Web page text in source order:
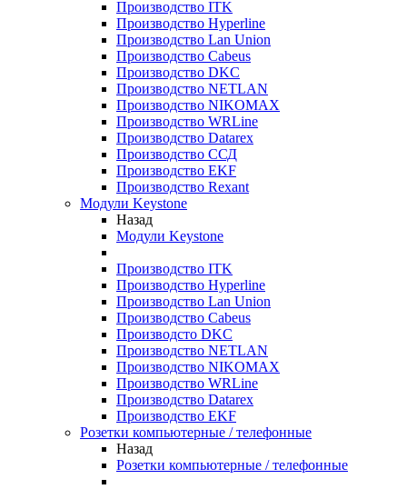
Производство ITK
Производство Hyperline
Производство Lan Union
Производство Cabeus
Производство DKC
Производство NETLAN
Производство NIKOMAX
Производство WRLine
Производство Datarex
Производство ССД
Производство EKF
Производство Rexant
Модули Keystone
Назад
Модули Keystone
Производство ITK
Производство Hyperline
Производство Lan Union
Производство Cabeus
Производсто DKC
Производство NETLAN
Производство NIKOMAX
Производство WRLine
Производство Datarex
Производство EKF
Розетки компьютерные / телефонные
Назад
Розетки компьютерные / телефонные